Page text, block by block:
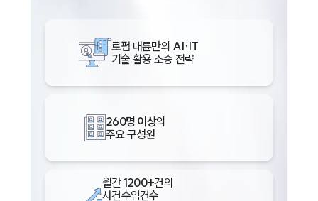
로펌 대륜만의 AI·IT
기술 활용 소송 전략
260명 이상의
주요 구성원
월간1200+건의
사건수임건수